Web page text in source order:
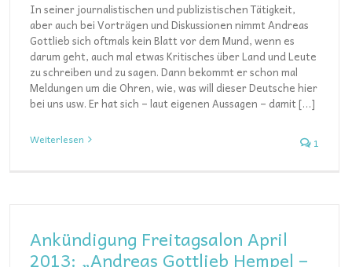
In seiner journalistischen und publizistischen Tätigkeit,
aber auch bei Vorträgen und Diskussionen nimmt Andreas
Gottlieb sich oftmals kein Blatt vor dem Mund, wenn es
darum geht, auch mal etwas Kritisches über Land und Leute
zu schreiben und zu sagen. Dann bekommt er schon mal
Meldungen um die Ohren, wie, was will dieser Deutsche hier
bei uns usw. Er hat sich – laut eigenen Aussagen – damit […]
Weiterlesen 1
Ankündigung Freitagsalon April
2013: „Andreas Gottlieb Hempel –